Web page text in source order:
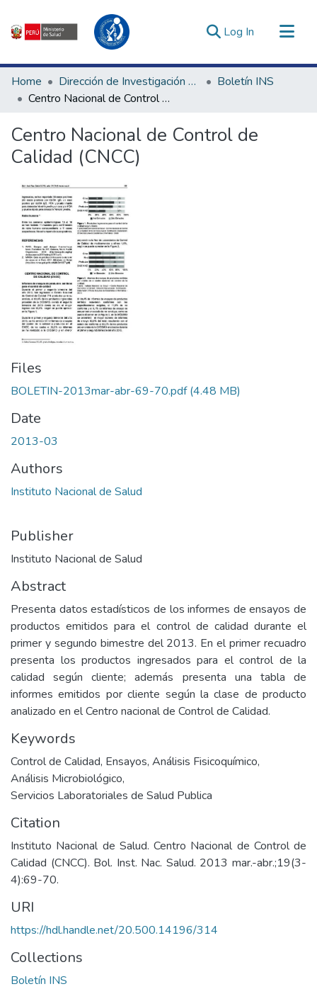
Log In (current)
Communities & Collections
All of DSpace
Estadísticas Externas
Enlaces de interés ▾
Home Dirección de Investigación e Innovación en Salud
Boletín INS
Centro Nacional de Control de Calidad (CNCC)
Centro Nacional de Control de
Calidad (CNCC)
Files
BOLETIN-2013mar-abr-69-70.pdf(4.48 MB)
Date
2013-03
Authors
Instituto Nacional de Salud
Publisher
Instituto Nacional de Salud
Abstract
Presenta datos estadísticos de los informes de ensayos de
productos emitidos para el control de calidad durante el
primer y segundo bimestre del 2013. En el primer recuadro
presenta los productos ingresados para el control de la
calidad según cliente; además presenta una tabla de
informes emitidos por cliente según la clase de producto
analizado en el Centro nacional de Control de Calidad.
Keywords
Control de Calidad, Ensayos, Análisis Fisicoquímico,
Análisis Microbiológico,
Servicios Laboratoriales de Salud Publica
Citation
Instituto Nacional de Salud. Centro Nacional de Control de
Calidad (CNCC). Bol. Inst. Nac. Salud. 2013 mar.-abr.;19(3-
4):69-70.
URI
https://hdl.handle.net/20.500.14196/314
Collections
Boletín INS